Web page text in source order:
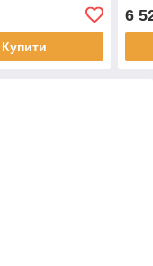
Купити
6